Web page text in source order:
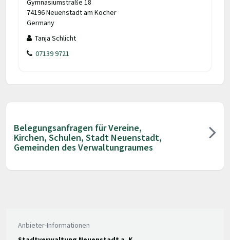
Gymnasiumstraße 18
74196 Neuenstadt am Kocher
Germany
Tanja Schlicht
07139 9721
Belegungsanfragen für Vereine,
Kirchen, Schulen, Stadt Neuenstadt,
Gemeinden des Verwaltungraumes
Anbieter-Informationen